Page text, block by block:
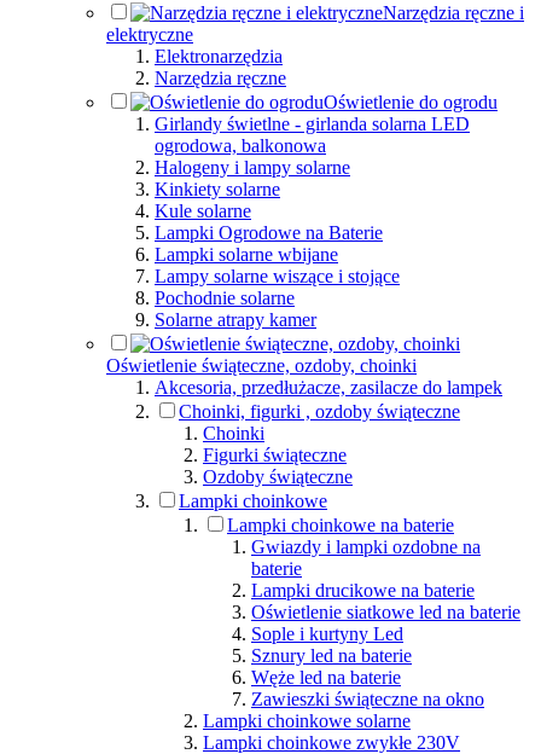
Narzędzia ręczne i
elektryczne
Elektronarzędzia
Narzędzia ręczne
Oświetlenie do ogrodu
Girlandy świetlne - girlanda solarna LED
ogrodowa, balkonowa
Halogeny i lampy solarne
Kinkiety solarne
Kule solarne
Lampki Ogrodowe na Baterie
Lampki solarne wbijane
Lampy solarne wiszące i stojące
Pochodnie solarne
Solarne atrapy kamer
Oświetlenie świąteczne, ozdoby, choinki
Akcesoria, przedłużacze, zasilacze do lampek
Choinki, figurki , ozdoby świąteczne
Choinki
Figurki świąteczne
Ozdoby świąteczne
Lampki choinkowe
Lampki choinkowe na baterie
Gwiazdy i lampki ozdobne na
baterie
Lampki drucikowe na baterie
Oświetlenie siatkowe led na baterie
Sople i kurtyny Led
Sznury led na baterie
Węże led na baterie
Zawieszki świąteczne na okno
Lampki choinkowe solarne
Lampki choinkowe zwykłe 230V